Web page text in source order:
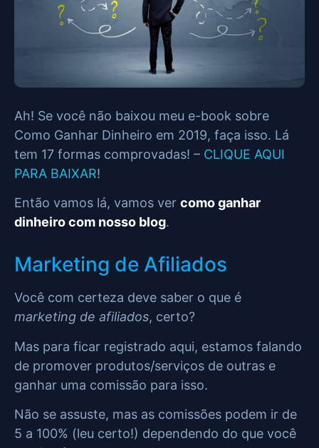
Ah! Se você não baixou meu e-book sobre
Como Ganhar Dinheiro em 2019, faça isso. Lá
tem 17 formas comprovadas! – CLIQUE AQUI
PARA BAIXAR!
Então vamos lá, vamos ver como ganhar
dinheiro com nosso blog.
Marketing de Afiliados
Você com certeza deve saber o que é
marketing de afiliados, certo?
Mas para ficar registrado aqui, estamos falando
de promover produtos/serviços de outras e
ganhar uma comissão para isso.
Não se assuste, mas as comissões podem ir de
5 a 100% (leu certo!) dependendo do que você